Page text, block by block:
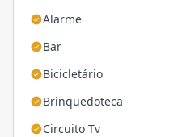
Alarme
Bar
Bicicletário
Brinquedoteca
Circuito Tv